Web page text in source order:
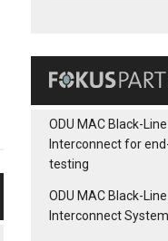
ODU MAC Black-
Interconnect for
testing
ODU MAC Black-
Interconnect